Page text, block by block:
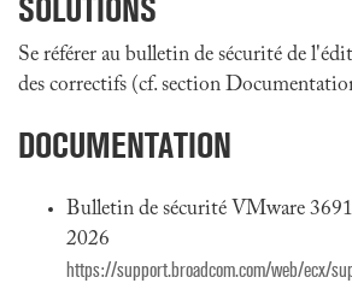
SOLUTIONS
Se référer au bulletin de sécurité de
des correctifs (cf. section
DOCUMENTATION
Bulletin de sécurité VMware
2026
https://support.broadcom.com/web/ecx/